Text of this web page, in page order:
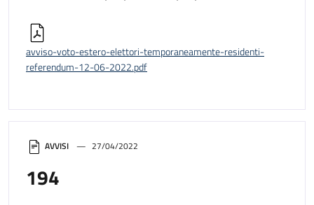
AVVISI 27/04/2022
194
avviso-voto-estero-elettori-temporaneamente-residenti-
referendum-12-06-2022.pdf